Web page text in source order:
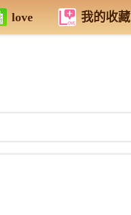
love 我的收藏